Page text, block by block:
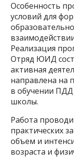
Особенность
условий для
Реализация
Отряд ЮИД
активная
направлена на
в обучении ПДД
школы.
Работа
практических
объем и
возраста и